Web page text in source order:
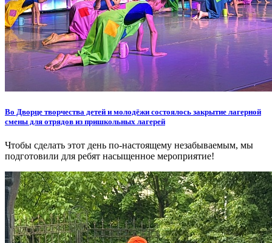
Во Дворце творчества детей и молодёжи состоялось закрытие лагерной
смены для отрядов из пришкольных лагерей
Чтобы сделать этот день по-настоящему незабываемым, мы
подготовили для ребят насыщенное мероприятие!